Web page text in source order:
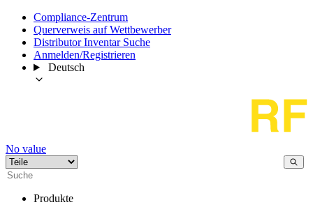
Compliance-Zentrum
Querverweis auf Wettbewerber
Distributor Inventar Suche
Anmelden/Registrieren
Deutsch
No value
Produkte